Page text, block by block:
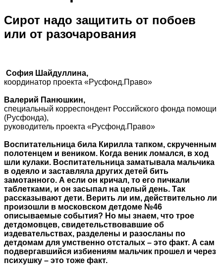
Сирот надо защитить от побоев
или от разочарования
София Шайдуллина,
координатор проекта «Русфонд.Право»
Валерий Панюшкин,
специальный корреспондент Российского фонда помощи
(Русфонда),
руководитель проекта «Русфонд.Право»
Воспитательница била Кирилла тапком, скрученным
полотенцем и веником. Когда веник ломался, в ход
шли кулаки. Воспитательница заматывала мальчика
в одеяло и заставляла других детей бить
замотанного. А если он кричал, то его пичкали
таблетками, и он засыпал на целый день. Так
рассказывают дети. Верить ли им, действительно ли
произошли в московском детдоме №46
описываемые события? Но мы знаем, что трое
детдомовцев, свидетельствовавшие об
издевательствах, разделены и разосланы по
детдомам для умственно отсталых – это факт. А сам
подвергавшийся избиениям мальчик прошел и через
психушку – это тоже факт.